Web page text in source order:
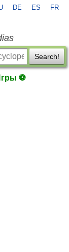
DE ES FR
Search!
⚽